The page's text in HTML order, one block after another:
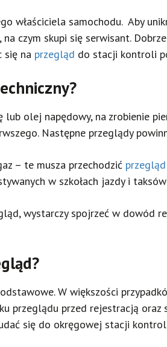
właściciela samochodu. Aby
czym skupi się serwisant.
się na przegląd do stacji kontroli
lub olej napędowy, na zrobienie
Następne przeglądy
– te musza przechodzić przegląd
w szkołach jazdy i
wystarczy spojrzeć w
W większości
przeglądu przed rejestracją oraz
się do okręgowej stacji